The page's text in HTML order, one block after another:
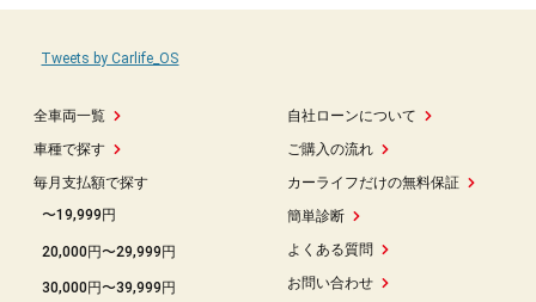
全車両一覧
車種で探す
毎月支払額で探す
〜19,999円
20,000円〜29,999円
30,000円〜39,999円
自社ローンについて
ご購入の流れ
カーライフだけの無料保証
簡単診断
よくある質問
お問い合わせ
Tweets by Carlife_OS